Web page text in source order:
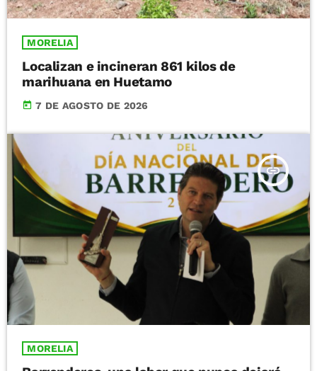
MORELIA
Localizan e incineran 861 kilos de
marihuana en Huetamo
today 7 DE AGOSTO DE 2026
insert_link
MORELIA